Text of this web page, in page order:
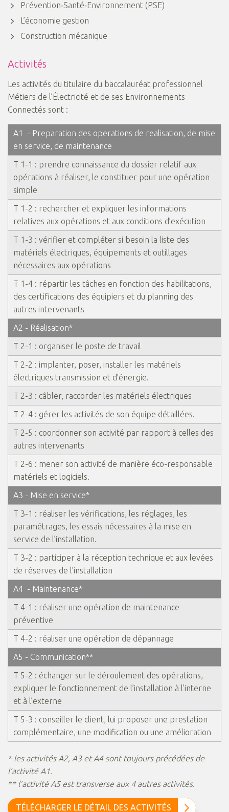
Prévention‐Santé‐Environnement (PSE)
L’économie gestion
Construction mécanique
Activités
Les activités du titulaire du baccalauréat professionnel
Métiers de l’Électricité et de ses Environnements
Connectés sont :
A1 - Preparation des operations de realisation, de mise
en service, de maintenance
T 1-1 : prendre connaissance du dossier relatif aux
opérations à réaliser, le constituer pour une opération
simple
T 1-2 : rechercher et expliquer les informations
relatives aux opérations et aux conditions d’exécution
T 1-3 : vérifier et compléter si besoin la liste des
matériels électriques, équipements et outillages
nécessaires aux opérations
T 1-4 : répartir les tâches en fonction des habilitations,
des certifications des équipiers et du planning des
autres intervenants
A2 - Réalisation*
T 2-1 : organiser le poste de travail
T 2-2 : implanter, poser, installer les matériels
électriques transmission et d’énergie.
T 2-3 : câbler, raccorder les matériels électriques
T 2-4 : gérer les activités de son équipe détaillées.
T 2-5 : coordonner son activité par rapport à celles des
autres intervenants
T 2-6 : mener son activité de manière éco-responsable
matériels et logiciels.
A3 - Mise en service*
T 3-1 : réaliser les vérifications, les réglages, les
paramétrages, les essais nécessaires à la mise en
service de l’installation.
T 3-2 : participer à la réception technique et aux levées
de réserves de l’installation
A4 - Maintenance*
T 4-1 : réaliser une opération de maintenance
préventive
T 4-2 : réaliser une opération de dépannage
A5 - Communication**
T 5-2 : échanger sur le déroulement des opérations,
expliquer le fonctionnement de l’installation à l’interne
et à l’externe
T 5-3 : conseiller le client, lui proposer une prestation
complémentaire, une modification ou une amélioration
* les activités A2, A3 et A4 sont toujours précédées de
l’activité A1.
** l’activité A5 est transverse aux 4 autres activités.
TÉLÉCHARGER LE DÉTAIL DES ACTIVITÉS